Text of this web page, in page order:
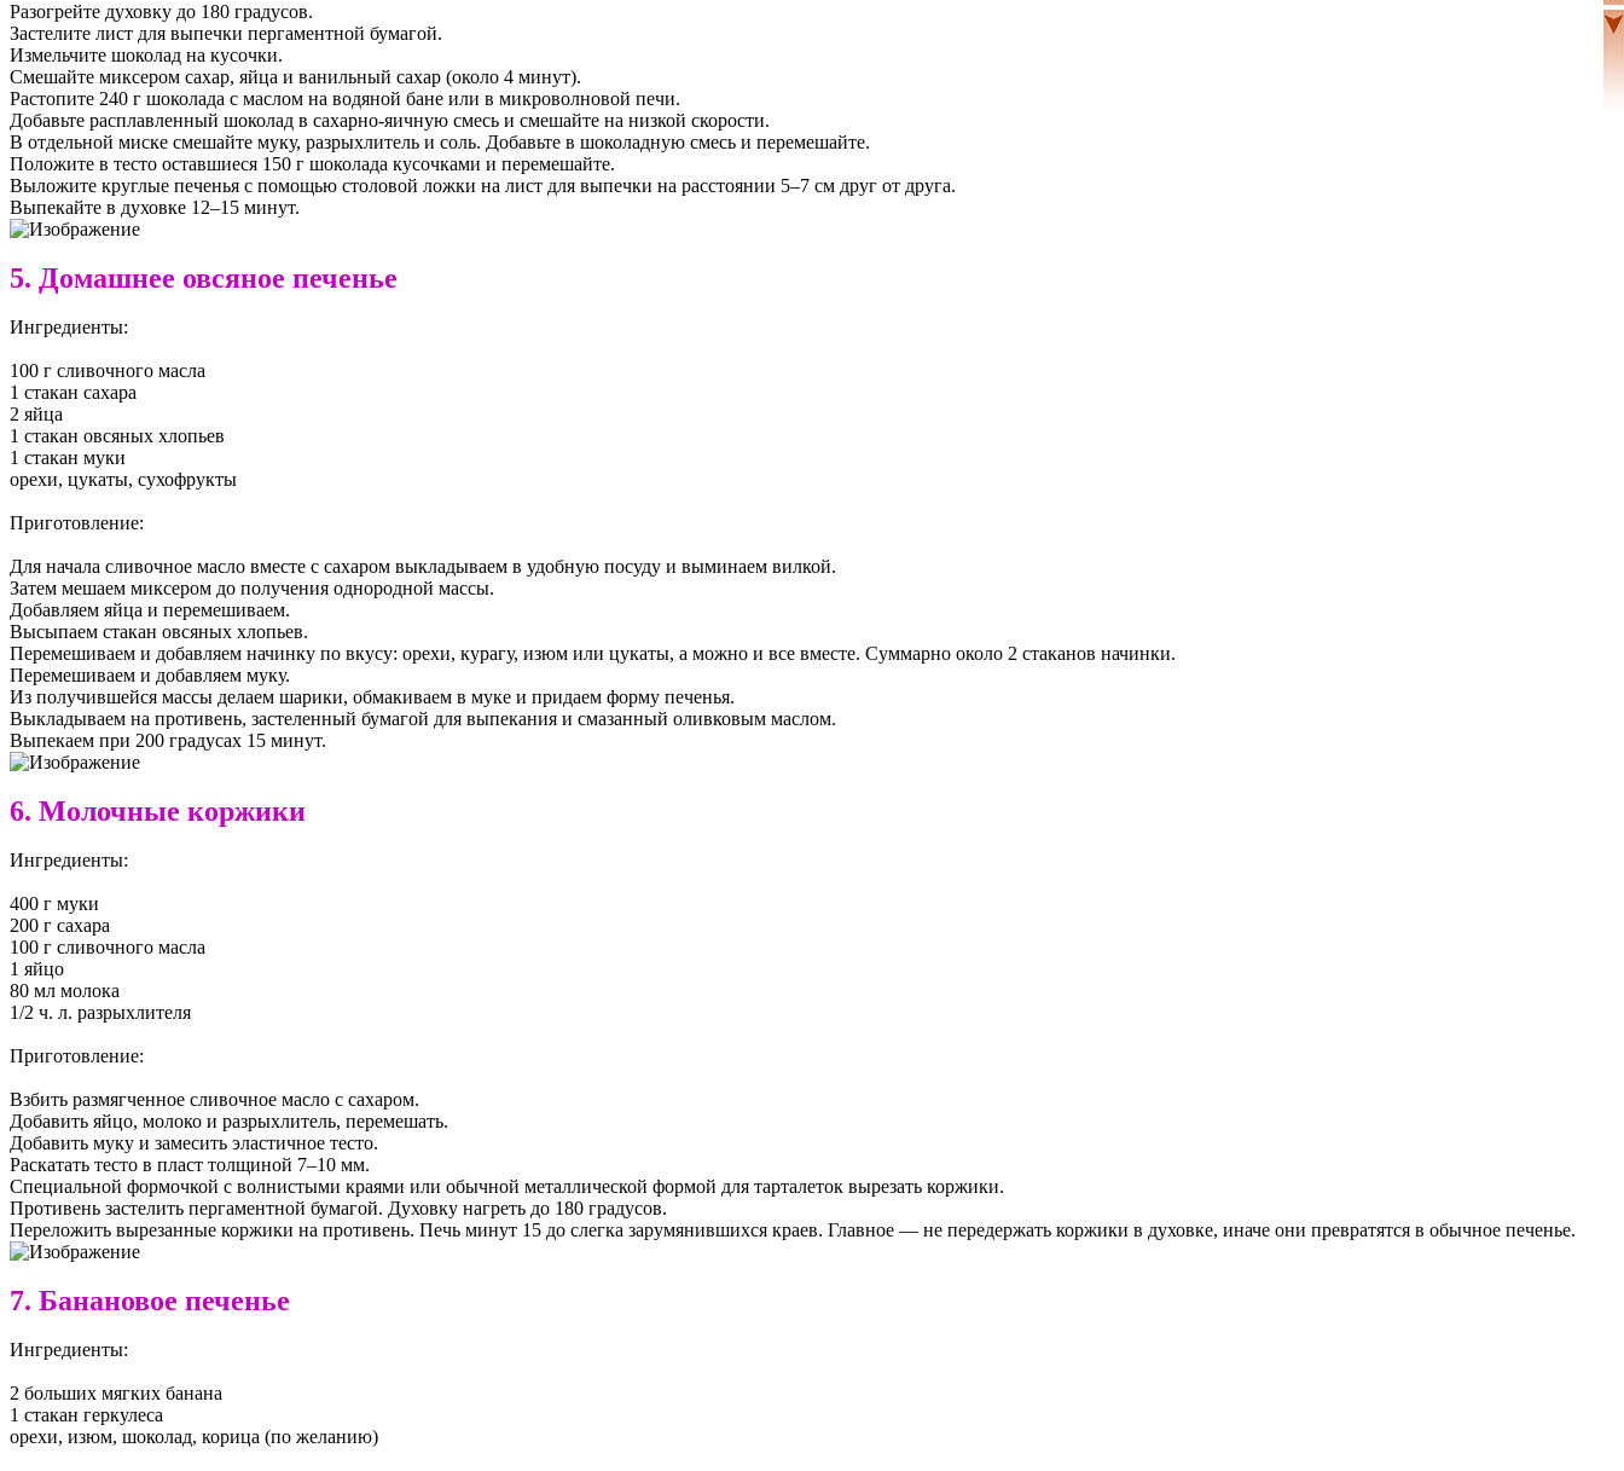
Разогрейте духовку до 180 градусов.
Застелите лист для выпечки пергаментной бумагой.
Измельчите шоколад на кусочки.
Смешайте миксером сахар, яйца и ванильный сахар (около 4 минут).
Растопите 240 г шоколада с маслом на водяной бане или в микроволновой печи.
Добавьте расплавленный шоколад в сахарно-яичную смесь и смешайте на низкой скорости.
В отдельной миске смешайте муку, разрыхлитель и соль. Добавьте в шоколадную смесь и перемешайте.
Положите в тесто оставшиеся 150 г шоколада кусочками и перемешайте.
Выложите круглые печенья с помощью столовой ложки на лист для выпечки на расстоянии 5–7 см друг от друга.
Выпекайте в духовке 12–15 минут.
5. Домашнее овсяное печенье
Ингредиенты:
100 г сливочного масла
1 стакан сахара
2 яйца
1 стакан овсяных хлопьев
1 стакан муки
орехи, цукаты, сухофрукты
Приготовление:
Для начала сливочное масло вместе с сахаром выкладываем в удобную посуду и выминаем вилкой.
Затем мешаем миксером до получения однородной массы.
Добавляем яйца и перемешиваем.
Высыпаем стакан овсяных хлопьев.
Перемешиваем и добавляем начинку по вкусу: орехи, курагу, изюм или цукаты, а можно и все вместе. Суммарно около 2 стаканов начинки.
Перемешиваем и добавляем муку.
Из получившейся массы делаем шарики, обмакиваем в муке и придаем форму печенья.
Выкладываем на противень, застеленный бумагой для выпекания и смазанный оливковым маслом.
Выпекаем при 200 градусах 15 минут.
6. Молочные коржики
Ингредиенты:
400 г муки
200 г сахара
100 г сливочного масла
1 яйцо
80 мл молока
1/2 ч. л. разрыхлителя
Приготовление:
Взбить размягченное сливочное масло с сахаром.
Добавить яйцо, молоко и разрыхлитель, перемешать.
Добавить муку и замесить эластичное тесто.
Раскатать тесто в пласт толщиной 7–10 мм.
Специальной формочкой с волнистыми краями или обычной металлической формой для тарталеток вырезать коржики.
Противень застелить пергаментной бумагой. Духовку нагреть до 180 градусов.
Переложить вырезанные коржики на противень. Печь минут 15 до слегка зарумянившихся краев. Главное — не передержать коржики в духовке, иначе они превратятся в обычное печенье.
7. Банановое печенье
Ингредиенты:
2 больших мягких банана
1 стакан геркулеса
орехи, изюм, шоколад, корица (по желанию)